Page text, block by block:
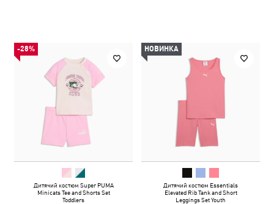
-28%
Дитячий костюм Super PUMA
Minicats Tee and Shorts Set
Toddlers
НОВИНКА
Дитячий костюм Essentials
Elevated Rib Tank and Short
Leggings Set Youth